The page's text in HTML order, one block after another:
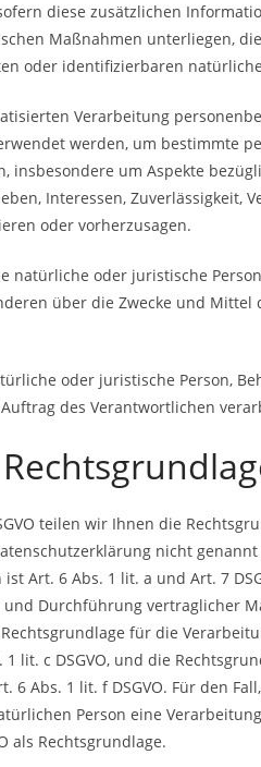
diese zusätzlichen
Maßnahmen unterliegen,
oder identifizierbaren
Verarbeitung
werden, um bestimmte
insbesondere um Aspekte
Interessen, Zuverlässigkeit,
oder vorherzusagen.
natürliche oder juristische
über die Zwecke und Mittel
oder juristische Person,
des Verantwortlichen
teilen wir Ihnen die
nicht
Art. 6 Abs. 1 lit. a und Art. 7
Durchführung vertraglicher
Rechtsgrundlage für die
lit. c DSGVO, und die
6 Abs. 1 lit. f DSGVO. Für den
Person eine
als Rechtsgrundlage.